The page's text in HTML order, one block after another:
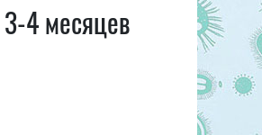
4 месяцев